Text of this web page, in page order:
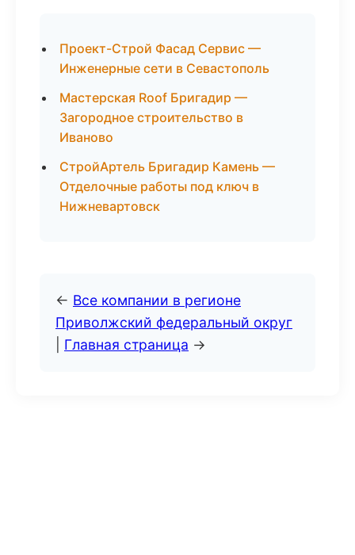
Проект-Строй Фасад Сервис —
Инженерные сети в Севастополь
Мастерская Roof Бригадир —
Загородное строительство в
Иваново
СтройАртель Бригадир Камень —
Отделочные работы под ключ в
Нижневартовск
← Все компании в регионе
Приволжский федеральный округ
Главная страница →